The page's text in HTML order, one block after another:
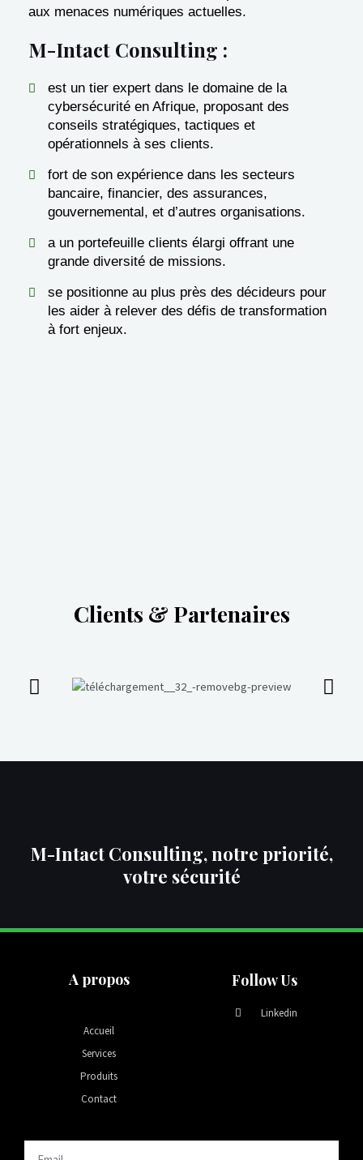
aux menaces numériques actuelles.
M-Intact Consulting :
est un tier expert dans le domaine de la
cybersécurité en Afrique, proposant des
conseils stratégiques, tactiques et
opérationnels à ses clients.
fort de son expérience dans les secteurs
bancaire, financier, des assurances,
gouvernemental, et d’autres organisations.
a un portefeuille clients élargi offrant une
grande diversité de missions.
se positionne au plus près des décideurs pour
les aider à relever des défis de transformation
à fort enjeux.
Clients & Partenaires
M-Intact Consulting, notre priorité,
votre sécurité
A propos
Accueil
Services
Produits
Contact
Follow Us
Linkedin